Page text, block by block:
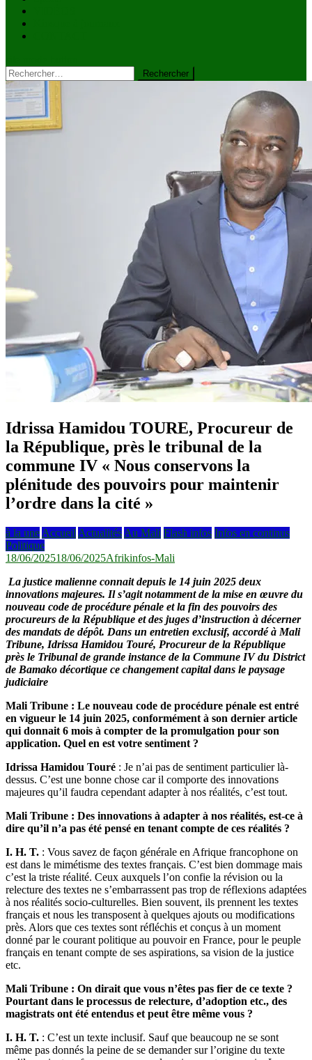
Rechercher :
Idrissa Hamidou TOURE, Procureur de
la République, près le tribunal de la
commune IV « Nous conservons la
plénitude des pouvoirs pour maintenir
l’ordre dans la cité »
à la une Accueil Actualités Au Mali Flash infos Infos en continus
Politique
18/06/202518/06/2025Afrikinfos-Mali
La justice malienne connait depuis le 14 juin 2025 deux
innovations majeures. Il s’agit notamment de la mise en œuvre du
nouveau code de procédure pénale et la fin des pouvoirs des
procureurs de la République et des juges d’instruction à décerner
des mandats de dépôt. Dans un entretien exclusif, accordé à Mali
Tribune, Idrissa Hamidou Touré, Procureur de la République
près le Tribunal de grande instance de la Commune IV du District
de Bamako décortique ce changement capital dans le paysage
judiciaire
Mali Tribune : Le nouveau code de procédure pénale est entré
en vigueur le 14 juin 2025, conformément à son dernier article
qui donnait 6 mois à compter de la promulgation pour son
application. Quel en est votre sentiment ?
Idrissa Hamidou Touré : Je n’ai pas de sentiment particulier là-
dessus. C’est une bonne chose car il comporte des innovations
majeures qu’il faudra cependant adapter à nos réalités, c’est tout.
Mali Tribune : Des innovations à adapter à nos réalités, est-ce à
dire qu’il n’a pas été pensé en tenant compte de ces réalités ?
I. H. T. : Vous savez de façon générale en Afrique francophone on
est dans le mimétisme des textes français. C’est bien dommage mais
c’est la triste réalité. Ceux auxquels l’on confie la révision ou la
relecture des textes ne s’embarrassent pas trop de réflexions adaptées
à nos réalités socio-culturelles. Bien souvent, ils prennent les textes
français et nous les transposent à quelques ajouts ou modifications
près. Alors que ces textes sont réfléchis et conçus à un moment
donné par le courant politique au pouvoir en France, pour le peuple
français en tenant compte de ses aspirations, sa vision de la justice
etc.
Mali Tribune : On dirait que vous n’êtes pas fier de ce texte ?
Pourtant dans le processus de relecture, d’adoption etc., des
magistrats ont été entendus et peut être même vous ?
I. H. T. : C’est un texte inclusif. Sauf que beaucoup ne se sont
même pas donnés la peine de se demander sur l’origine du texte